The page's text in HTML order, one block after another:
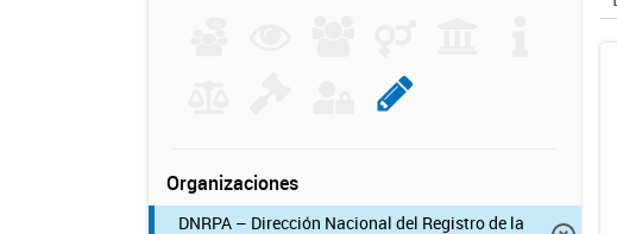
Organizaciones
DNRPA – Dirección Nacional del Registro de la